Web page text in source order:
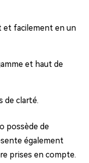
et facilement en un
et haut de
de clarté.
possède de
également
prises en compte.